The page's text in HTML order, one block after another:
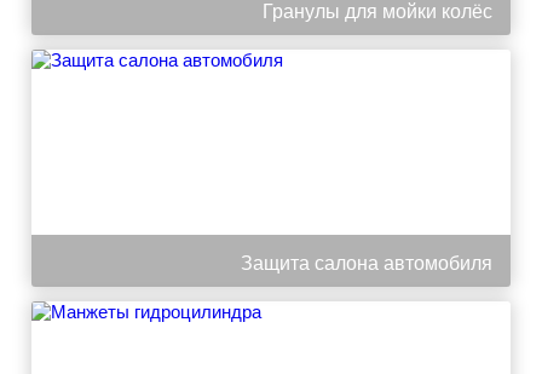
Гранулы для мойки колёс
Защита салона автомобиля